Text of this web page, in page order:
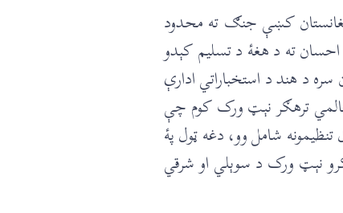
کښې جنګ ته محدود
ته د هغۀ د تسلیم کېدو
د هند د استخباراتي ادارې
ترهګر نېټ ورک کوم چې
شامل وو، دغه ټول پۀ
نېټ ورک د سوېلي او شرقي